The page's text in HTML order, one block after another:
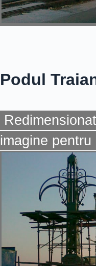
Podul
imagine pentru